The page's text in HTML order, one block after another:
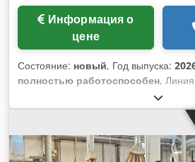
цене
Состояние: новый, Год выпуска:
полностью работоспособен,
и калибровки ламелей, состоит из:
профилировочной машины 1+1,
трансфера и двухголовочной
Рабочая ширина: 55–100 мм.
Рабочая толщина: 3–6 мм.